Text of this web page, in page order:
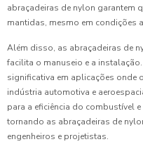
abraçadeiras de nylon garantem
mantidas, mesmo em condições
Além disso, as abraçadeiras de
facilita o manuseio e a
significativa em aplicações onde
indústria automotiva e
para a eficiência do combustível
tornando as abraçadeiras de
engenheiros e projetistas.